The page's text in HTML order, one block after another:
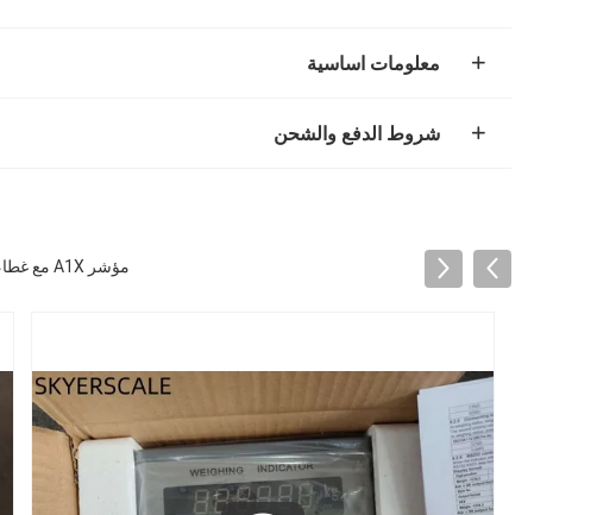
معلومات اساسية
شروط الدفع والشحن
مؤشر A1X مع غطاء بلاستيكي للميزان الأرضي وميزان المقاعد الموزون مع وظيفة الاحتفاظ التلقائي